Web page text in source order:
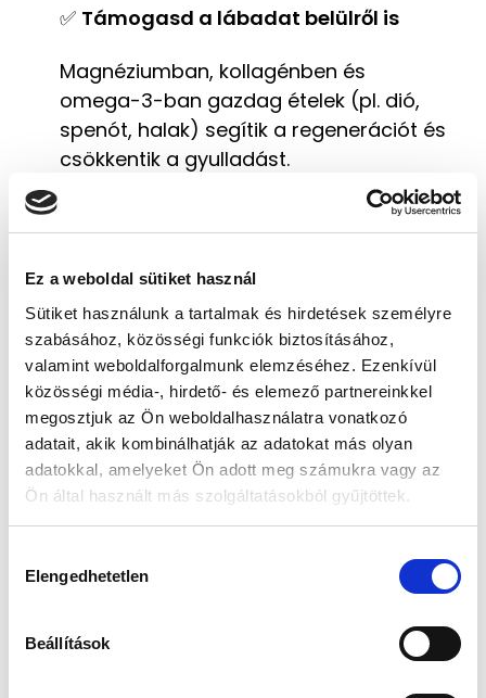
Ez a weboldal sütiket használ
Sütiket használunk a tartalmak és hirdetések személyre
szabásához, közösségi funkciók biztosításához,
valamint weboldalforgalmunk elemzéséhez. Ezenkívül
közösségi média-, hirdető- és elemező partnereinkkel
megosztjuk az Ön weboldalhasználatra vonatkozó
adatait, akik kombinálhatják az adatokat más olyan
adatokkal, amelyeket Ön adott meg számukra vagy az
Ön által használt más szolgáltatásokból gyűjtöttek.
Elengedhetetlen
Beállítások
✅ Támogasd a lábadat belülről is
Magnéziumban, kollagénben és
omega-3-ban gazdag ételek (pl. dió,
spenót, halak) segítik a regenerációt és
csökkentik a gyulladást.
3. Mozgasd át a talpad naponta
Napi 2–3 perc nyújtás, hengerezés vagy
csodákra képes. A fájdalom
megelőzése mindig könnyebb, mint a
kezelése.
✅ 4. Használj célzott támasztást –
amikor a cipőd nem segít
vagy séta során. Egy jól illeszkedő,
kíméli a sarkat és segít helyreállítani